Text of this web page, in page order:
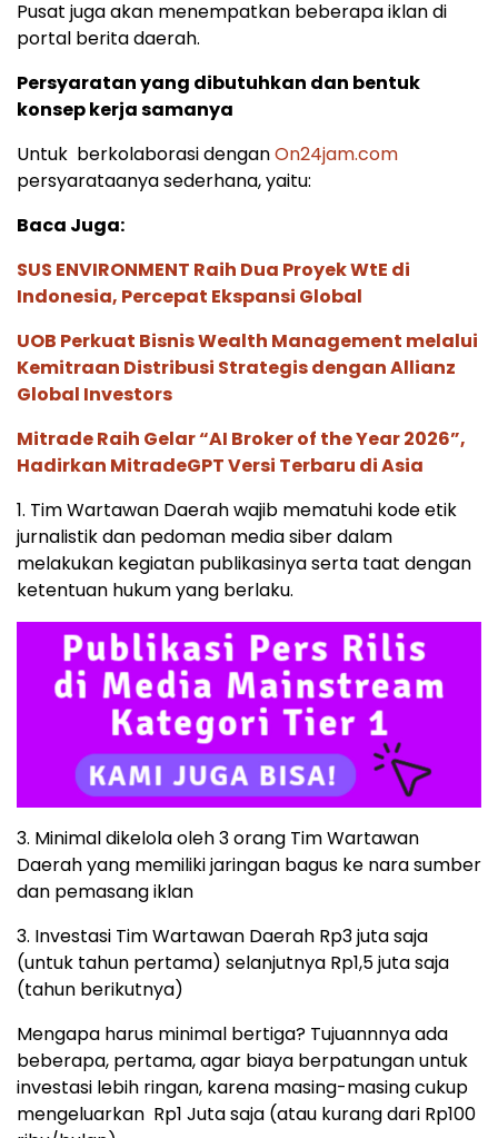
Pusat juga akan menempatkan beberapa iklan di
portal berita daerah.
Persyaratan yang dibutuhkan dan bentuk
konsep kerja samanya
Untuk berkolaborasi denganOn24jam.com
persyarataanya sederhana, yaitu:
Baca Juga:
SUS ENVIRONMENT Raih Dua Proyek WtE di
Indonesia, Percepat Ekspansi Global
UOB Perkuat Bisnis Wealth Management melalui
Kemitraan Distribusi Strategis dengan Allianz
Global Investors
Mitrade Raih Gelar “AI Broker of the Year 2026”,
Hadirkan MitradeGPT Versi Terbaru di Asia
1. Tim Wartawan Daerah wajib mematuhi kode etik
jurnalistik dan pedoman media siber dalam
melakukan kegiatan publikasinya serta taat dengan
ketentuan hukum yang berlaku.
3. Minimal dikelola oleh 3 orang Tim Wartawan
Daerah yang memiliki jaringan bagus ke nara sumber
dan pemasang iklan
3. Investasi Tim Wartawan Daerah Rp3 juta saja
(untuk tahun pertama) selanjutnya Rp1,5 juta saja
(tahun berikutnya)
Mengapa harus minimal bertiga? Tujuannnya ada
beberapa, pertama, agar biaya berpatungan untuk
investasi lebih ringan, karena masing-masing cukup
mengeluarkan Rp1 Juta saja (atau kurang dari Rp100